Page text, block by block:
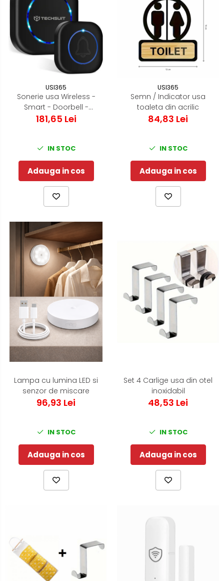
USI365
Sonerie usa Wireless -
Smart - Doorbell -
Acoperire 150m
181,65 Lei
IN STOC
Adauga in cos
USI365
Semn / Indicator usa
toaleta din acrilic
84,83 Lei
IN STOC
Adauga in cos
Lampa cu lumina LED si
senzor de miscare
96,93 Lei
IN STOC
Adauga in cos
Set 4 Carlige usa din otel
inoxidabil
48,53 Lei
IN STOC
Adauga in cos